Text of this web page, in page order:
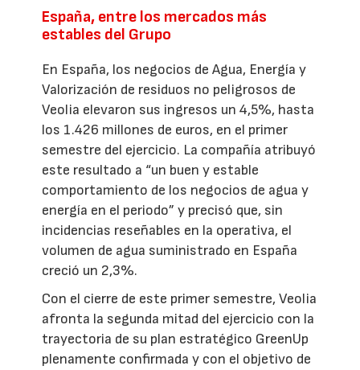
España, entre los mercados más
estables del Grupo
En España, los negocios de Agua, Energía y
Valorización de residuos no peligrosos de
Veolia elevaron sus ingresos un 4,5%, hasta
los 1.426 millones de euros, en el primer
semestre del ejercicio. La compañía atribuyó
este resultado a “un buen y estable
comportamiento de los negocios de agua y
energía en el periodo” y precisó que, sin
incidencias reseñables en la operativa, el
volumen de agua suministrado en España
creció un 2,3%.
Con el cierre de este primer semestre, Veolia
afronta la segunda mitad del ejercicio con la
trayectoria de su plan estratégico GreenUp
plenamente confirmada y con el objetivo de